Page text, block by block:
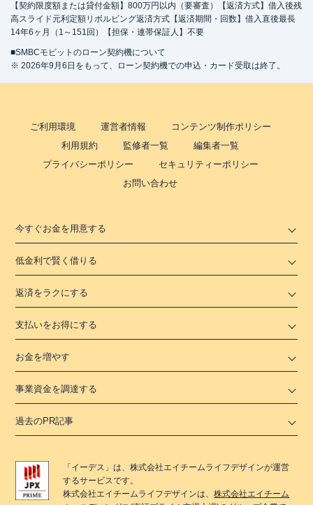
【契約限度額または貸付金額】800万円以内（要審査）【返済方式】借入後残
高スライド元利定額リボルビング返済方式【返済期間・回数】借入直後最長
14年6ヶ月（1～151回）【担保・連帯保証人】不要
■SMBCモビットのローン契約機について
※ 2026年9月6日をもって、ローン契約機での申込・カード受取は終了。
ご利用環境 運営者情報
コンテンツ制作ポリシー
利用規約
監修者一覧
編集者一覧
プライバシーポリシー
セキュリティーポリシー
お問い合わせ
今すぐお金を用意する
低金利で賢く借りる
返済をラクにする
支払いをお得にする
お金を増やす
事業資金を調達する
過去のPR記事
「 イーデス 」は、株式会社エイチームライフデザインが運営
するサービスです。
株式会社エイチームライフデザインは、株式会社エイチーム